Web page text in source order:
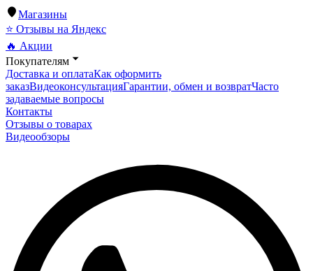
Магазины
⭐ Отзывы на Яндекс
🔥 Акции
Покупателям
Доставка и оплатаКак оформить
заказВидеоконсультацияГарантии, обмен и возвратЧасто
задаваемые вопросы
Контакты
Отзывы о товарах
Видеообзоры